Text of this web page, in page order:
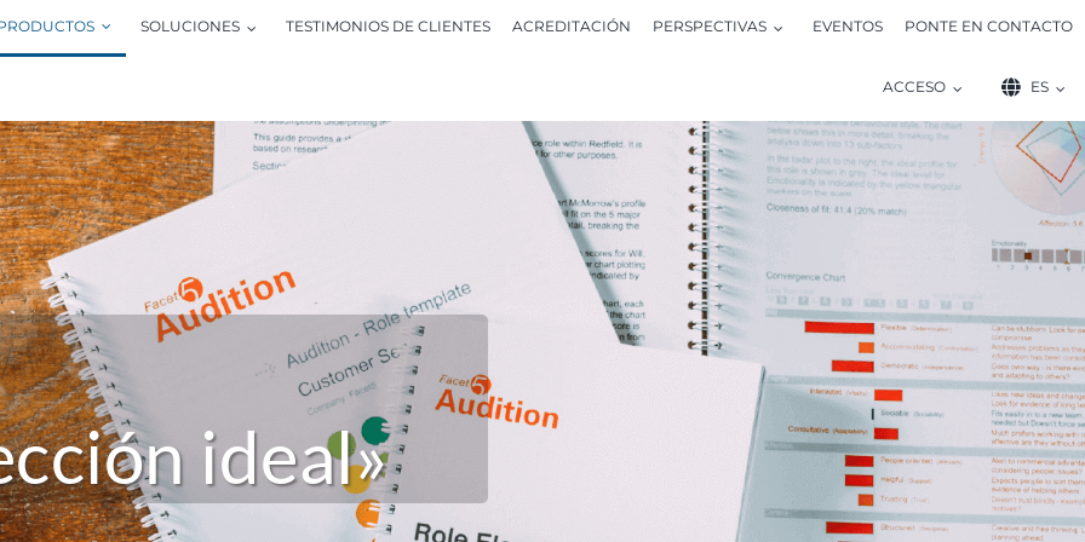
SOLUCIONES TESTIMONIOS DE CLIENTES ACREDITACIÓN PERSPECTIVAS EVENTOS PONTE EN CONTACTO
ACCESO ES
ideal»